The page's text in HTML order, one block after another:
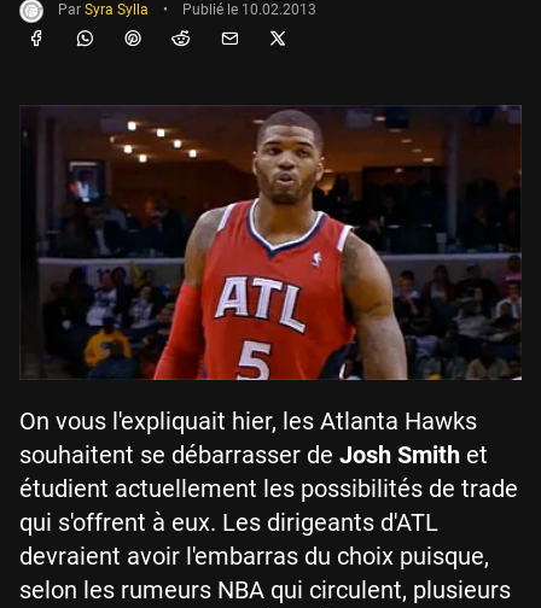
Par Syra Sylla • Publié le 10.02.2013
On vous l'expliquait hier, les Atlanta Hawks
souhaitent se débarrasser de Josh Smith et
étudient actuellement les possibilités de trade
qui s'offrent à eux. Les dirigeants d'ATL
devraient avoir l'embarras du choix puisque,
selon les rumeurs NBA qui circulent, plusieurs